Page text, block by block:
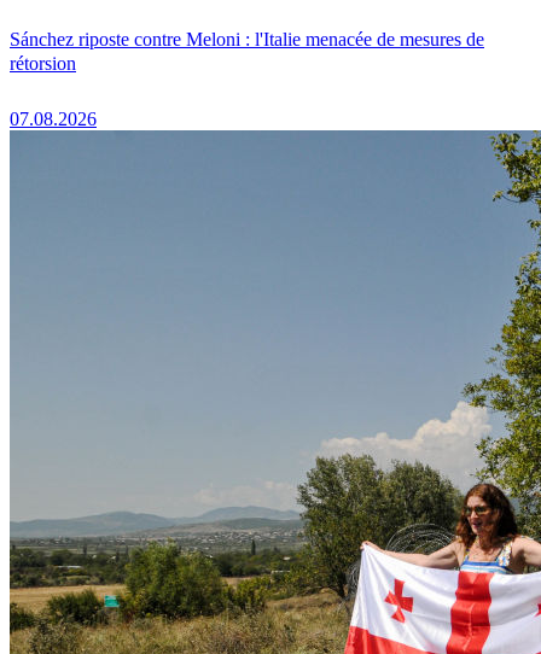
Sánchez riposte contre Meloni : l'Italie menacée de mesures de
rétorsion
07.08.2026